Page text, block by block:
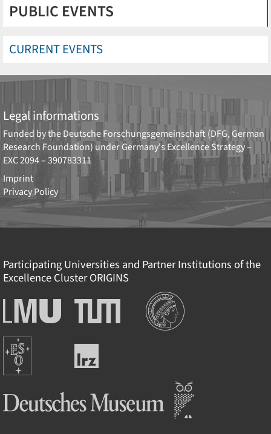
PUBLIC EVENTS
CURRENT EVENTS
Legal informations
Funded by theDeutsche Forschungsgemeinschaft (DFG, German
Research Foundation) under Germany's Excellence Strategy –
EXC 2094 – 390783311
Imprint
Privacy Policy
Participating Universities and Partner Institutions of the
Excellence ClusterORIGINS
Ludwig-
Maximilians-
München
Technische
Universität
Institutions
Europäische
Südsternwarte
Leibniz-
Rechenzentrum